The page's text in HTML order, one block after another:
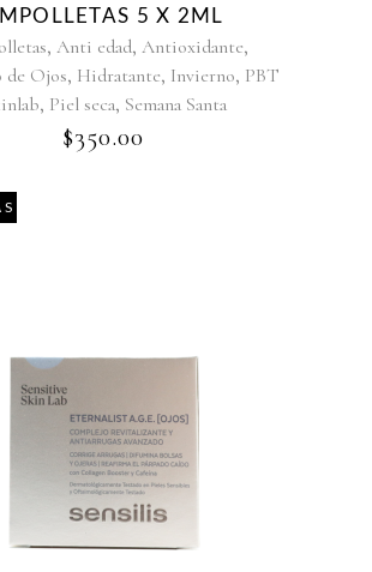
5 X 2ML
, Anti edad, Antioxidante,
de Ojos, Hidratante, Invierno, PBT
, Piel seca, Semana Santa
$350.00